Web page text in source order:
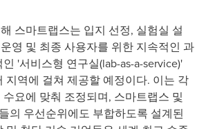
스마트랩스는 입지 선정, 실험실 설
영 및 최종 사용자를 위한 지속적인 과
'서비스형 연구실(lab-as-a-service)'
지역에 걸쳐 제공할 예정이다. 이는 각
요에 맞춰 조정되며, 스마트랩스 및
의 우선순위에도 부합하도록 설계된